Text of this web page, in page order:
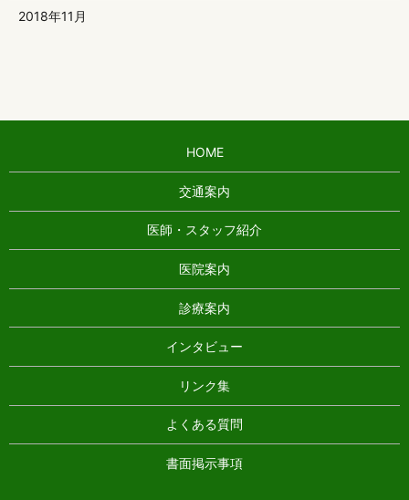
2018年11月
HOME
交通案内
医師・スタッフ紹介
医院案内
診療案内
インタビュー
リンク集
よくある質問
書面掲示事項